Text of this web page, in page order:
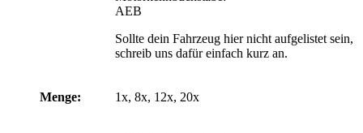
AEB
Sollte dein Fahrzeug hier nicht aufgelistet sein,
schreib uns dafür einfach kurz an.
Menge: 1x, 8x, 12x, 20x